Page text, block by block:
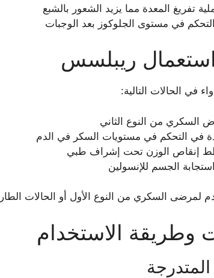
تفريغ المعدة مما يزيد الشعور بالشبع
في مستوى الجلوكوز بعد الوجبات
ريبلسس
في الحالات التالية:
السكري من النوع الثاني
في التحكم في مستويات السكر في الدم
إنقاص الوزن تحت إشراف طبي
الجسم للإنسولين
لمرضى السكري من النوع الأول أو الحالات
وطريقة الاستخدام